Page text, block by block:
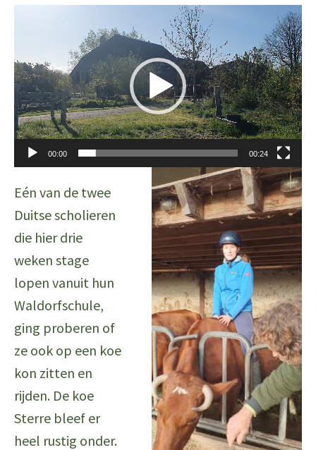
00:00 00:24
Eén van de twee
Duitse scholieren
die hier drie
weken stage
lopen vanuit hun
Waldorfschule,
ging proberen of
ze ook op een koe
kon zitten en
rijden. De koe
Sterre bleef er
heel rustig onder.